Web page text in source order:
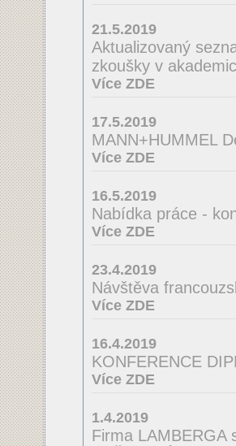
21.5.2019
Aktualizovaný
zkoušky v
Více ZDE
17.5.2019
MANN+HUMMEL
Více ZDE
16.5.2019
Nabídka práce -
Více ZDE
23.4.2019
Návštěva
Více ZDE
16.4.2019
KONFERENCE
Více ZDE
1.4.2019
Firma LAMBERGA